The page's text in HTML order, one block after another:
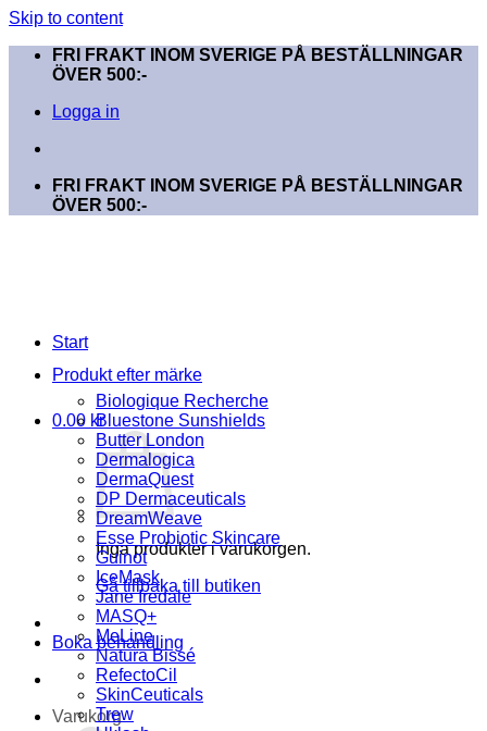
Skip to content
FRI FRAKT INOM SVERIGE PÅ BESTÄLLNINGAR
ÖVER 500:-
Logga in
FRI FRAKT INOM SVERIGE PÅ BESTÄLLNINGAR
ÖVER 500:-
0.00 kr
Inga produkter i varukorgen.
Gå tillbaka till butiken
Boka behandling
Varukorg
Start
Produkt efter märke
Biologique Recherche
Bluestone Sunshields
Butter London
Dermalogica
DermaQuest
DP Dermaceuticals
DreamWeave
Esse Probiotic Skincare
Guinot
IceMask
Jane Iredale
MASQ+
MeLine
Natura Bissé
RefectoCil
SkinCeuticals
Trew